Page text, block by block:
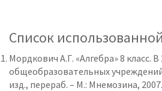
Список
Мордкович А.Г. «Алгебра» 8 класс. В
общеобразовательных
изд., перераб. – М.: Мнемозина, 2007.